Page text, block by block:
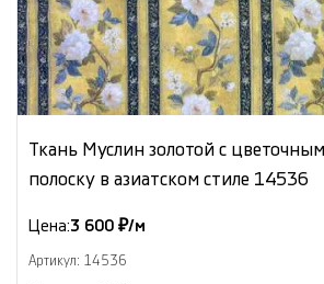
Ткань Муслин золотой с
полоску в азиатском стиле 14536
Цена:3 600 ₽/м
Артикул: 14536